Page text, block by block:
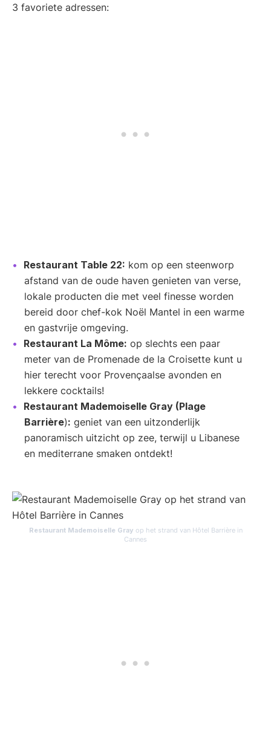
3 favoriete adressen:
Restaurant Table 22: kom op een steenworp
afstand van de oude haven genieten van verse,
lokale producten die met veel finesse worden
bereid door chef-kok Noël Mantel in een warme
en gastvrije omgeving.
Restaurant La Môme: op slechts een paar
meter van de Promenade de la Croisette kunt u
hier terecht voor Provençaalse avonden en
lekkere cocktails!
Restaurant Mademoiselle Gray (Plage
Barrière): geniet van een uitzonderlijk
panoramisch uitzicht op zee, terwijl u Libanese
en mediterrane smaken ontdekt!
Restaurant Mademoiselle Gray op het strand van Hôtel Barrière in
Cannes